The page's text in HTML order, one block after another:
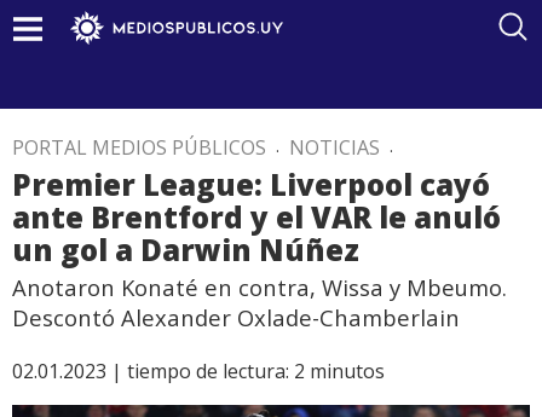
PORTAL MEDIOS PÚBLICOS . NOTICIAS .
Premier League: Liverpool cayó
ante Brentford y el VAR le anuló
un gol a Darwin Núñez
Anotaron Konaté en contra, Wissa y Mbeumo.
Descontó Alexander Oxlade-Chamberlain
02.01.2023 | tiempo de lectura: 2 minutos